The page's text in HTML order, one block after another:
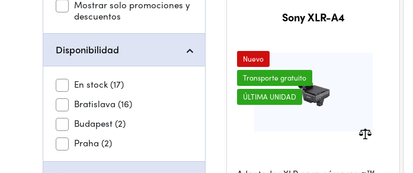
Mostrar solo promociones y
descuentos
Disponibilidad
En stock(17)
Bratislava (16)
Budapest(2)
Praha (2)
Sony XLR-A4
Nuevo
Transporte gratuito
ÚLTIMA UNIDAD